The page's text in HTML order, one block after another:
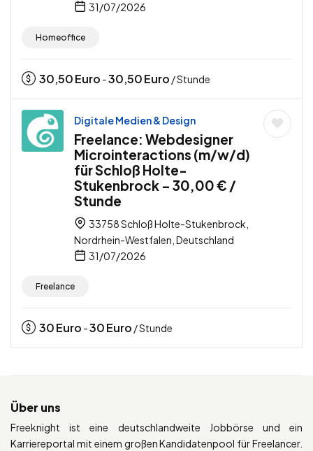
31/07/2026
Homeoffice
30,50Euro -30,50Euro / Stunde
Digitale Medien & Design
Freelance: Webdesigner
Microinteractions (m/w/d)
für Schloß Holte-
Stukenbrock – 30,00 € /
Stunde
33758 Schloß Holte-Stukenbrock,
Nordrhein-Westfalen, Deutschland
31/07/2026
Freelance
30Euro -30Euro / Stunde
Über uns
Freeknight ist eine deutschlandweite Jobbörse und ein
Karriereportal mit einem großen Kandidatenpool für Freelancer.